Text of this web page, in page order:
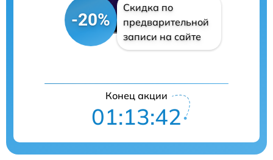
-20%
Скидка по
предварительной
записи на сайте
Конец акции
01:13:41